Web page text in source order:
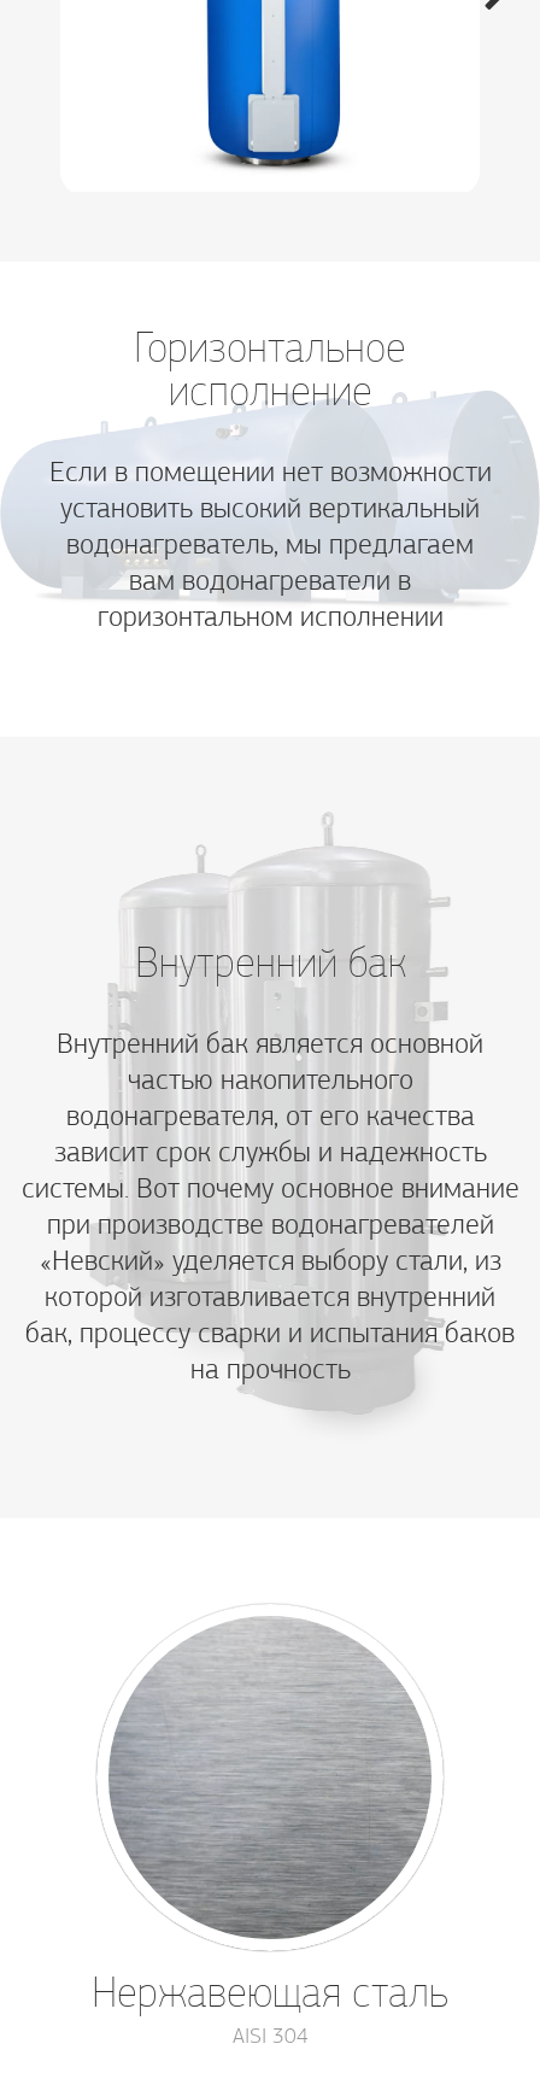
Горизонтальное
исполнение
Если в помещении нет возможности
установить высокий вертикальный
водонагреватель, мы предлагаем
вам водонагреватели в
горизонтальном исполнении
Внутренний бак
Внутренний бак является основной
частью накопительного
водонагревателя, от его качества
зависит срок службы и надежность
системы. Вот почему основное внимание
при производстве водонагревателей
«Невский» уделяется выбору стали, из
которой изготавливается внутренний
бак, процессу сварки и испытания баков
на прочность
Нержавеющая сталь
AISI 304